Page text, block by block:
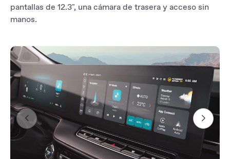
pantallas de 12.3", una cámara de trasera y acceso sin
manos.